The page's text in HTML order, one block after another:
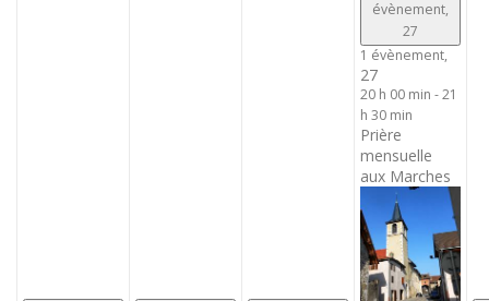
évènement,
27
1 évènement,
27
20 h 00 min -21
h 30 min
Prière
mensuelle
aux Marches